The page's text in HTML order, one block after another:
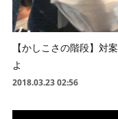
【かしこさの階段】対
よ
2018.03.23 02:56